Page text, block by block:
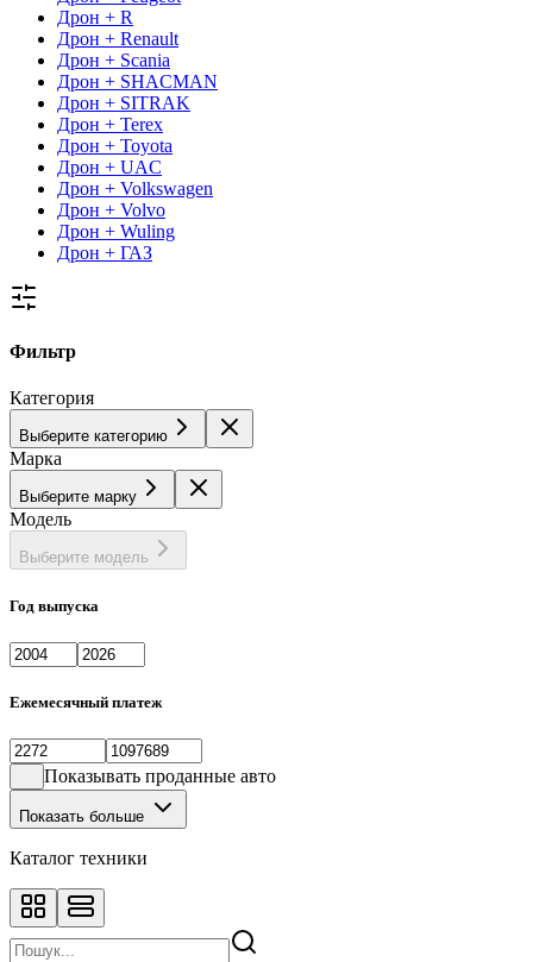
Дрон + R
Дрон + Renault
Дрон + Scania
Дрон + SHACMAN
Дрон + SITRAK
Дрон + Terex
Дрон + Toyota
Дрон + UAC
Дрон + Volkswagen
Дрон + Volvo
Дрон + Wuling
Дрон + ГАЗ
Фильтр
Категория
Выберите категорию
Марка
Выберите марку
Модель
Выберите модель
Год выпуска
Ежемесячный платеж
Показывать проданные авто
Показать больше
Каталог техники